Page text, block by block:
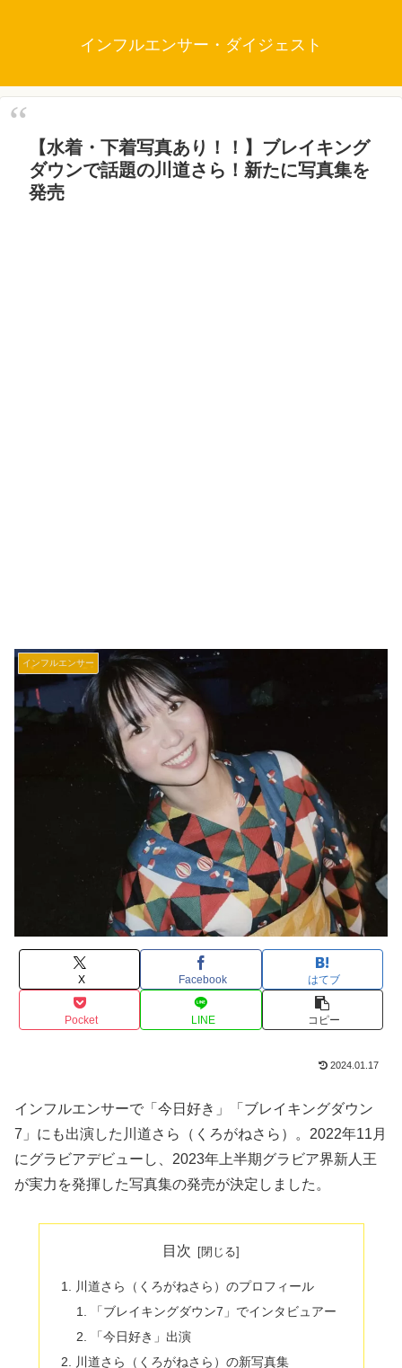
インフルエンサー・ダイジェスト
【水着・下着写真あり！！】ブレイキング
ダウンで話題の川道さら！新たに写真集を
発売
インフルエンサー
X Facebook はてブ
Pocket LINE コピー
2024.01.17
インフルエンサーで「今日好き」「ブレイキングダウン
7」にも出演した川道さら（くろがねさら）。2022年11月
にグラビアデビューし、2023年上半期グラビア界新人王
が実力を発揮した写真集の発売が決定しました。
目次
川道さら（くろがねさら）のプロフィール
「ブレイキングダウン7」でインタビュアー
「今日好き」出演
川道さら（くろがねさら）の新写真集